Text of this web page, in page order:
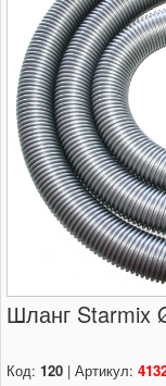
Шланг Starmix
Код: 120 | Артикул: